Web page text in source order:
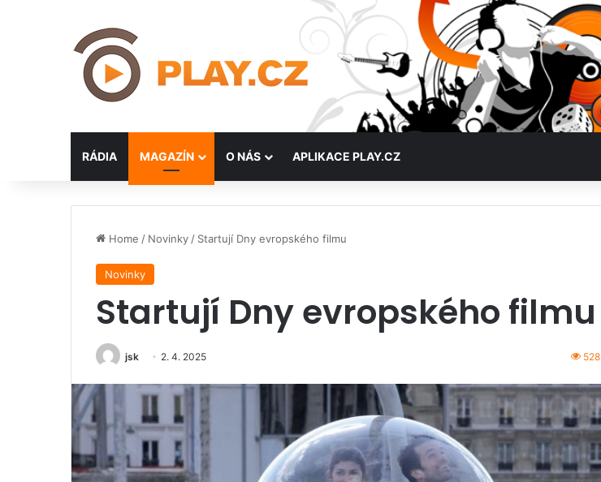
RÁDIA MAGAZÍN O NÁS APLIKACE PLAY.CZ
Home / Novinky / Startují Dny evropského filmu
Novinky
Startují Dny evropského filmu
jsk 2. 4. 2025 528